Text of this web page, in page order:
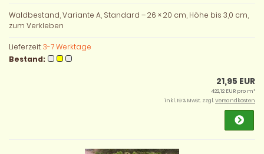
Waldbestand, Variante A, Standard – 26 × 20 cm, Höhe bis 3,0 cm,
zum Verkleben
Lieferzeit:3-7 Werktage
Bestand:
21,95 EUR
422,12 EUR pro m²
inkl. 19 % MwSt. zzgl.Versandkosten